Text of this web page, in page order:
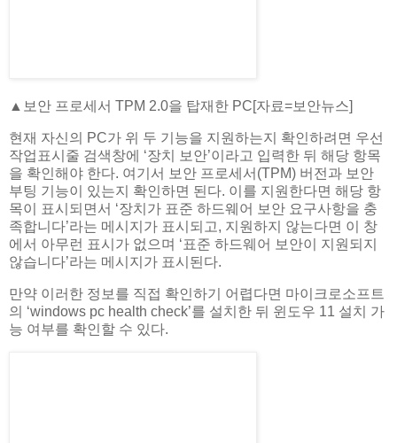
▲보안 프로세서 TPM 2.0을 탑재한 PC[자료=보안뉴스]
현재 자신의 PC가 위 두 기능을 지원하는지 확인하려면 우선
작업표시줄 검색창에 ‘장치 보안’이라고 입력한 뒤 해당 항목
을 확인해야 한다. 여기서 보안 프로세서(TPM) 버전과 보안
부팅 기능이 있는지 확인하면 된다. 이를 지원한다면 해당 항
목이 표시되면서 ‘장치가 표준 하드웨어 보안 요구사항을 충
족합니다’라는 메시지가 표시되고, 지원하지 않는다면 이 창
에서 아무런 표시가 없으며 ‘표준 하드웨어 보안이 지원되지
않습니다’라는 메시지가 표시된다.
만약 이러한 정보를 직접 확인하기 어렵다면 마이크로소프트
의 ‘windows pc health check’를 설치한 뒤 윈도우 11 설치 가
능 여부를 확인할 수 있다.